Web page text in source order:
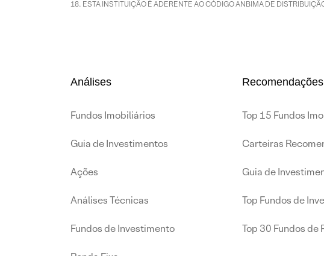
ESTA INSTITUIÇÃO É ADERENTE AO CÓDIGO ANBIMA DE
Análises
Fundos Imobiliários
Guia de Investimentos
Ações
Análises Técnicas
Fundos de Investimento
Recomendações
Top 15 Fundos
Carteiras
Guia de
Top Fundos de
Top 30 Fundos de